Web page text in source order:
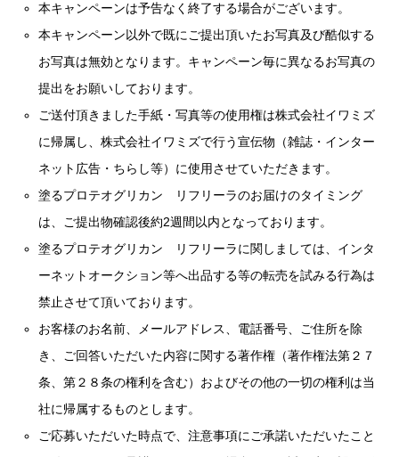
本キャンペーンは予告なく終了する場合がございます。
本キャンペーン以外で既にご提出頂いたお写真及び酷似する
お写真は無効となります。キャンペーン毎に異なるお写真の
提出をお願いしております。
ご送付頂きました手紙・写真等の使用権は株式会社イワミズ
に帰属し、株式会社イワミズで行う宣伝物（雑誌・インター
ネット広告・ちらし等）に使用させていただきます。
塗るプロテオグリカン リフリーラのお届けのタイミング
は、ご提出物確認後約2週間以内となっております。
塗るプロテオグリカン リフリーラに関しましては、インタ
ーネットオークション等へ出品する等の転売を試みる行為は
禁止させて頂いております。
お客様のお名前、メールアドレス、電話番号、ご住所を除
き、ご回答いただいた内容に関する著作権（著作権法第２７
条、第２８条の権利を含む）およびその他の一切の権利は当
社に帰属するものとします。
ご応募いただいた時点で、注意事項にご承諾いただいたこと